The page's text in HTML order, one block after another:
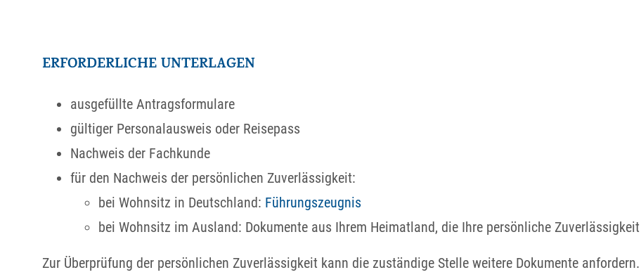
ERFORDERLICHE UNTERLAGEN
ausgefüllte Antragsformulare
gültiger Personalausweis oder Reisepass
Nachweis der Fachkunde
für den Nachweis der persönlichen Zuverlässigkeit:
bei Wohnsitz in Deutschland: Führungszeugnis
bei Wohnsitz im Ausland: Dokumente aus Ihrem Heimatland, die Ihre persönliche
Zur Überprüfung der persönlichen Zuverlässigkeit kann die zuständige Stelle weitere Dokumente anfordern.